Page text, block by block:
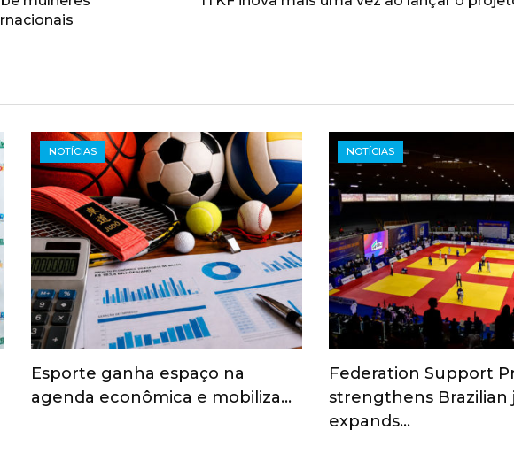
NOTÍCIAS
Esporte ganha espaço na
agenda econômica e mobiliza…
NOTÍCIAS
Federation Support
strengthens Brazilian
expands…